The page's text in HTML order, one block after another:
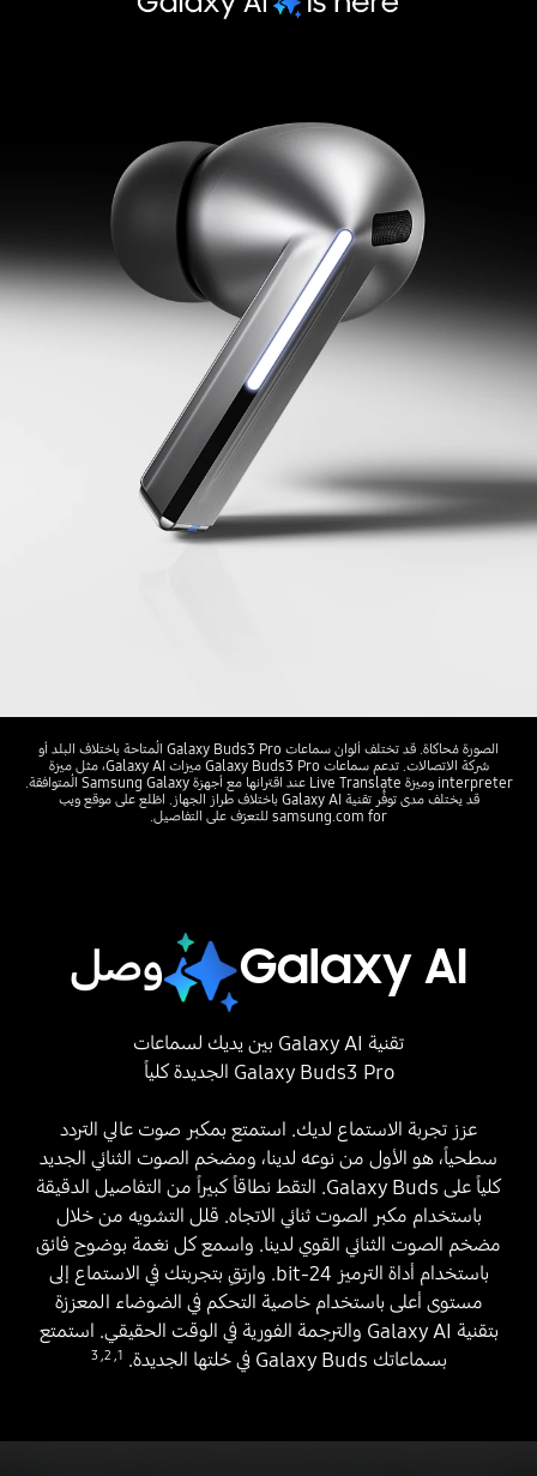
الصورة مُحاكاة. قد تختلف ألوان سماعات Galaxy Buds3 Pro المُتاحة باختلاف البلد أو
شركة الاتصالات. تدعم سماعات Galaxy Buds3 Pro ميزات Galaxy AI، مثل ميزة
interpreter وميزة Live Translate عند اقترانها مع أجهزة Samsung Galaxy المُتوافقة.
قد يختلف مدى توفُّر تقنية Galaxy AI باختلاف طراز الجهاز. اطّلع على موقع ويب
samsung.com for للتعرّف على التفاصيل.
Galaxy AI وصل
تقنية Galaxy AI بين يديك لسماعات
Galaxy Buds3 Pro الجديدة كلياً
عزز تجربة الاستماع لديك. استمتع بمكبر صوت عالي التردد
سطحياً، هو الأول من نوعه لدينا، ومضخم الصوت الثنائي الجديد
كلياً على Galaxy Buds. التقط نطاقاً كبيراً من التفاصيل الدقيقة
باستخدام مكبر الصوت ثنائي الاتجاه. قلل التشويه من خلال
مضخم الصوت الثنائي القوي لدينا. واسمع كل نغمة بوضوح فائق
باستخدام أداة الترميز 24-bit. وارتقِ بتجربتك في الاستماع إلى
مستوى أعلى باستخدام خاصية التحكم في الضوضاء المعززة
بتقنية Galaxy AI والترجمة الفورية في الوقت الحقيقي. استمتع
بسماعاتك Galaxy Buds في حُلتها الجديدة.
1
,
2
,
3